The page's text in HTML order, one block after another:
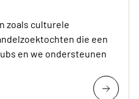
zoals culturele
die een
en we ondersteunen